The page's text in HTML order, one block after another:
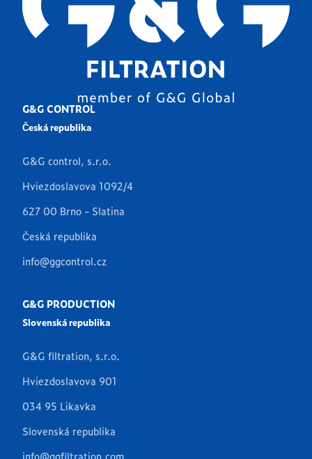
G&G CONTROL
Česká republika
G&G control, s.r.o.
Hviezdoslavova 1092/4
627 00 Brno - Slatina
Česká republika
info@ggcontrol.cz
G&G PRODUCTION
Slovenská republika
G&G filtration, s.r.o.
Hviezdoslavova 901
034 95 Likavka
Slovenská republika
info@ggfiltration.com